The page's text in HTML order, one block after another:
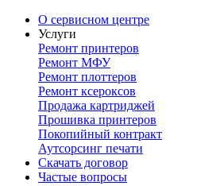
О сервисном центре
Услуги
Ремонт принтеров
Ремонт МФУ
Ремонт плоттеров
Ремонт ксероксов
Продажа картриджей
Прошивка принтеров
Покопийный контракт
Аутсорсинг печати
Скачать договор
Частые вопросы